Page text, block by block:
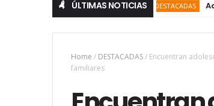
ÚLTIMAS NOTICIAS
DESTACADAS
Home / DESTACADAS/ Encuentran
familiares